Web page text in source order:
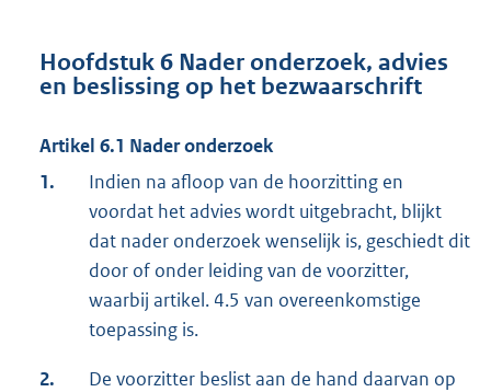
Hoofdstuk 6 Nader onderzoek, advies
en beslissing op het bezwaarschrift
Artikel 6.1 Nader onderzoek
1.
Indien na afloop van de hoorzitting en
voordat het advies wordt uitgebracht, blijkt
dat nader onderzoek wenselijk is, geschiedt dit
door of onder leiding van de voorzitter,
waarbij artikel. 4.5 van overeenkomstige
toepassing is.
2.
De voorzitter beslist aan de hand daarvan op